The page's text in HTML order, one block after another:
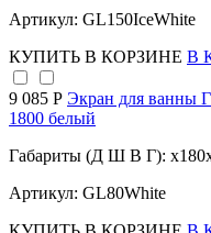
Артикул: GL150IceWhite
КУПИТЬ В КОРЗИНЕ В
9 085 Р Экран для
1800 белый
Габариты (Д Ш В Г):
Артикул: GL80White